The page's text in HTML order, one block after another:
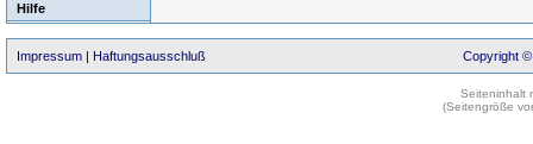
Hilfe
Impressum | Haftungsausschluß Copyright ©
Seiteninhalt
(Seitengröße